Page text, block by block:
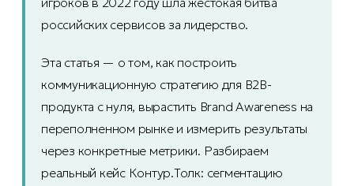
российских сервисов за лидерство.
Эта статья — о том, как построить
коммуникационную стратегию для B2B-
продукта с нуля, вырастить Brand Awareness на
переполненном рынке и измерить результаты
через конкретные метрики. Разбираем
реальный кейс Контур.Толк: сегментацию